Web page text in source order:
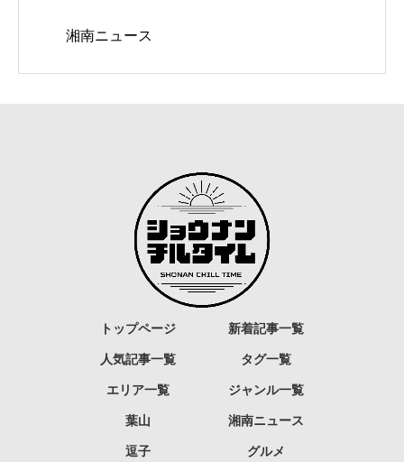
湘南ニュース
トップページ 新着記事一覧
人気記事一覧 タグ一覧
エリア一覧
葉山
逗子
ジャンル一覧
湘南ニュース
グルメ